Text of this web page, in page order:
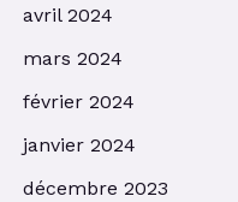
avril 2024
mars 2024
février 2024
janvier 2024
décembre 2023